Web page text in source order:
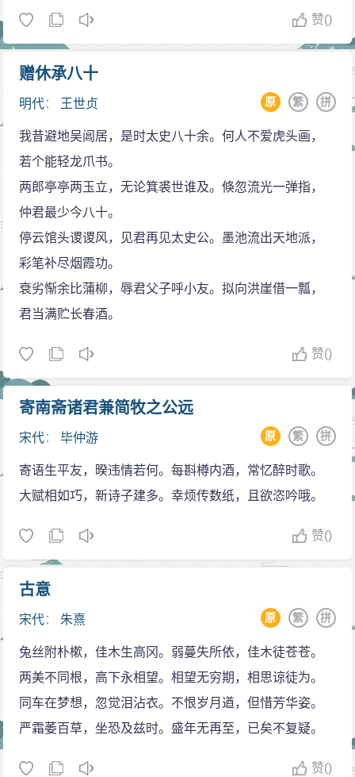
赞()
赠休承八十
明代： 王世贞 拼
繁
原
我昔避地吴阊居，是时太史八十余。何人不爱虎头画，
若个能轻龙爪书。
两郎亭亭两玉立，无论箕裘世谁及。倏忽流光一弹指，
仲君最少今八十。
停云馆头谡谡风，见君再见太史公。墨池流出天地派，
彩笔补尽烟霞功。
衰劣惭余比蒲柳，辱君父子呼小友。拟向洪崖借一瓢，
君当满贮长春酒。
赞()
寄南斋诸君兼简牧之公远
宋代：毕仲游 拼
繁
原
寄语生平友，暌违情若何。每斟樽内酒，常忆醉时歌。
大赋相如巧，新诗子建多。幸烦传数纸，且欲恣吟哦。
赞()
古意
宋代： 朱熹 拼
繁
原
兔丝附朴樕，佳木生高冈。弱蔓失所依，佳木徒苍苍。
两美不同根，高下永相望。相望无穷期，相思谅徒为。
同车在梦想，忽觉泪沾衣。不恨岁月遒，但惜芳华姿。
严霜萎百草，坐恐及兹时。盛年无再至，已矣不复疑。
赞()